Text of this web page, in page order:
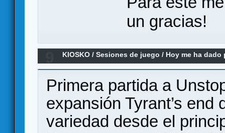
un gracias!
KIOSKO /Sesiones de juego / Hoy me ha
Primera partida a
expansión Tyrant’s
variedad desde el